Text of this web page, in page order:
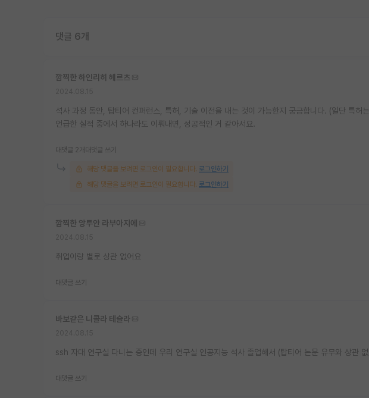
댓글 6개
깜찍한 하인리히 헤르츠
석사 과정 동안, 탑티어 컨퍼런스, 특허, 기술 이전을 내는 것이 가능한지 궁금합니다. (일단 특허
언급한 실적 중에서 하나라도 이뤄내면, 성공적인 거 같아서요.
대댓글 2개 대댓글 쓰기
해당 댓글을 보려면 로그인이 필요합니다. 로그인하기
해당 댓글을 보려면 로그인이 필요합니다. 로그인하기
깜찍한 앙투안 라부아지에
취업이랑 별로 상관 없어요
대댓글 쓰기
바보같은 니콜라 테슬라
ssh 자대 연구실 다니는 중인데 우리 연구실 인공지능 석사 졸업해서 (탑티어 논문 유무와 상관
대댓글 쓰기